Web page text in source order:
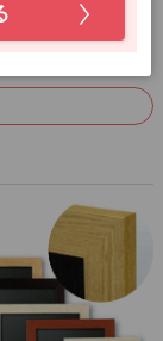
、A3、A4、B2、